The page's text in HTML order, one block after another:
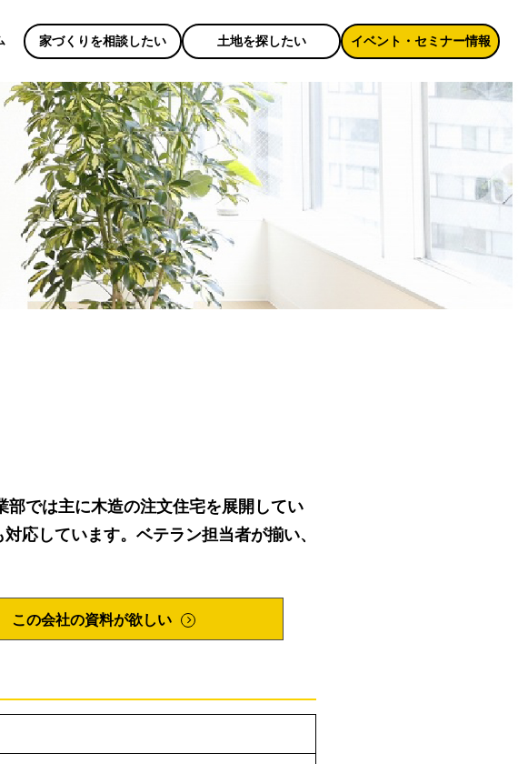
家づくりを相談したい 土地を探したい イベント・セミナー情報
では主に木造の注文住宅を展開してい
応しています。ベテラン担当者が揃い、
この会社の資料が欲しい